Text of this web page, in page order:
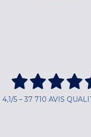
4,1/5 – 37 710 AVIS